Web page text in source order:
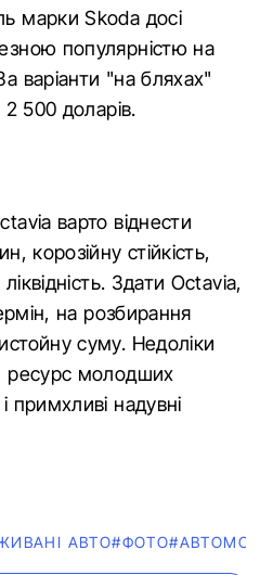
марки Skoda досі
популярністю на
варіанти "на бляхах"
500 доларів.
варто віднести
корозійну стійкість,
ліквідність. Здати Octavia,
на розбирання
суму. Недоліки
ресурс молодших
примхливі надувні
АВТО#ФОТО